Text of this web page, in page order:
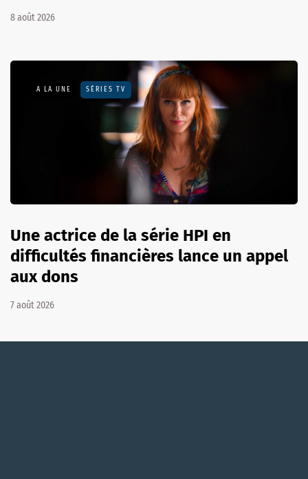
8 août 2026
A LA UNE SÉRIES TV
Une actrice de la série HPI en
difficultés financières lance un appel
aux dons
7 août 2026